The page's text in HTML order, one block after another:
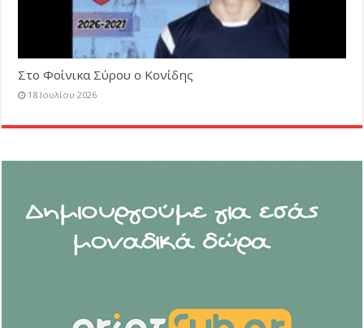
Στο Φοίνικα Σύρου ο Κονίδης
18 Ιουλίου 2026